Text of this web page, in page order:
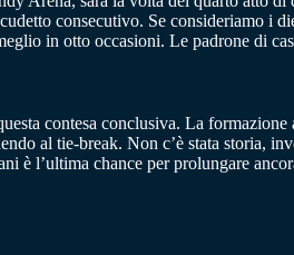
consecutivo. Se consideriamo i
in otto occasioni. Le padrone di
contesa conclusiva. La formazione
al tie-break. Non c’è stata storia,
è l’ultima chance per prolungare